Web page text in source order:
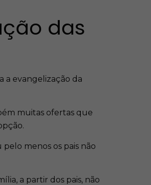
das
a evangelização da
muitas ofertas que
pelo menos os pais não
a partir dos pais, não